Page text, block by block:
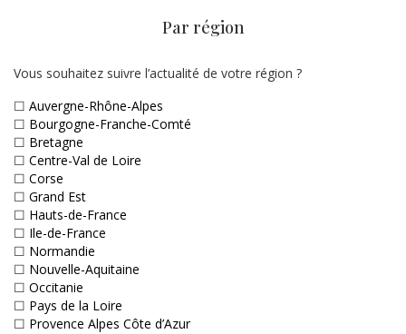
Par région
Vous souhaitez suivre l’actualité de votre région ?
☐ Auvergne-Rhône-Alpes
☐ Bourgogne-Franche-Comté
☐ Bretagne
☐ Centre-Val de Loire
☐ Corse
☐ Grand Est
☐ Hauts-de-France
☐ Ile-de-France
☐ Normandie
☐ Nouvelle-Aquitaine
☐ Occitanie
☐ Pays de la Loire
☐ Provence Alpes Côte d’Azur